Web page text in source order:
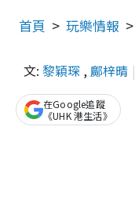
首頁 玩樂情報
文: 黎穎琛 ,鄺梓晴
在Google追蹤
《UHK 港生活》